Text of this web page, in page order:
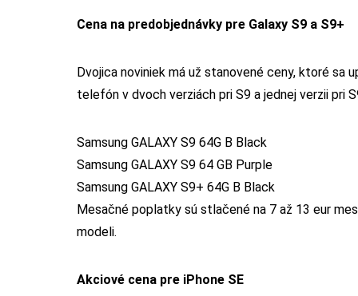
Cena na predobjednávky pre Galaxy S9 a S9+
Dvojica noviniek má už stanovené ceny, ktoré sa
telefón v dvoch verziách pri S9 a jednej verzii pri
Samsung GALAXY S9 64G B Black
Samsung GALAXY S9 64 GB Purple
Samsung GALAXY S9+ 64G B Black
Mesačné poplatky sú stlačené na 7 až 13 eur
modeli.
Akciové cena pre iPhone SE